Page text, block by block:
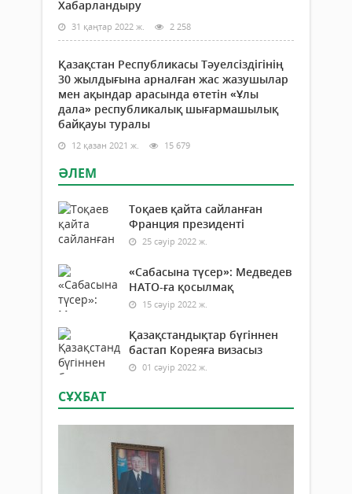
Хабарландыру
31 қаңтар 2022 ж. 2 258
Қазақстан Республикасы Тәуелсіздігінің
30 жылдығына арналған жас жазушылар
мен ақындар арасында өтетін «Ұлы
дала» республикалық шығармашылық
байқауы туралы
12 қазан 2021 ж. 15 679
ӘЛЕМ
Тоқаев қайта сайланған
Франция президенті
25 сәуір 2022 ж.
«Сабасына түсер»: Медведев
НАТО-ға қосылмақ
15 сәуір 2022 ж.
Қазақстандықтар бүгіннен
бастап Кореяға визасыз
01 сәуір 2022 ж.
СҰХБАТ